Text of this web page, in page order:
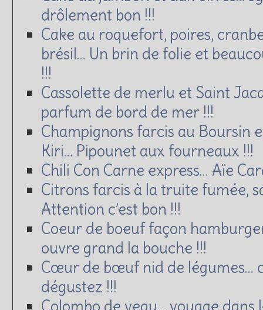
drôlement bon !!!
Cake au roquefort, poires,
brésil… Un brin de folie et
!!!
Cassolette de merlu et Saint
parfum de bord de mer !!!
Champignons farcis au Boursin
Kiri… Pipounet aux fourneaux !!!
Chili Con Carne express… Aïe
Citrons farcis à la truite fumée,
Attention c’est bon !!!
Coeur de boeuf façon
ouvre grand la bouche !!!
Cœur de bœuf nid de légumes…
dégustez !!!
Colombo de veau… voyage dans